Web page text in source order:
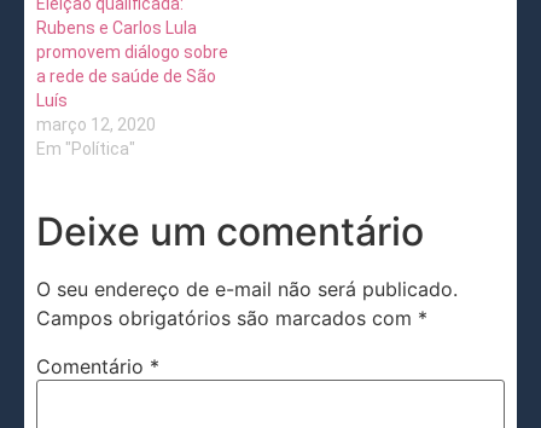
Rubens e Carlos Lula
promovem diálogo sobre
a rede de saúde de São
Luís
março 12, 2020
Em "Política"
Deixe um comentário
O seu endereço de e-mail não será publicado.
Campos obrigatórios são marcados com *
Comentário *